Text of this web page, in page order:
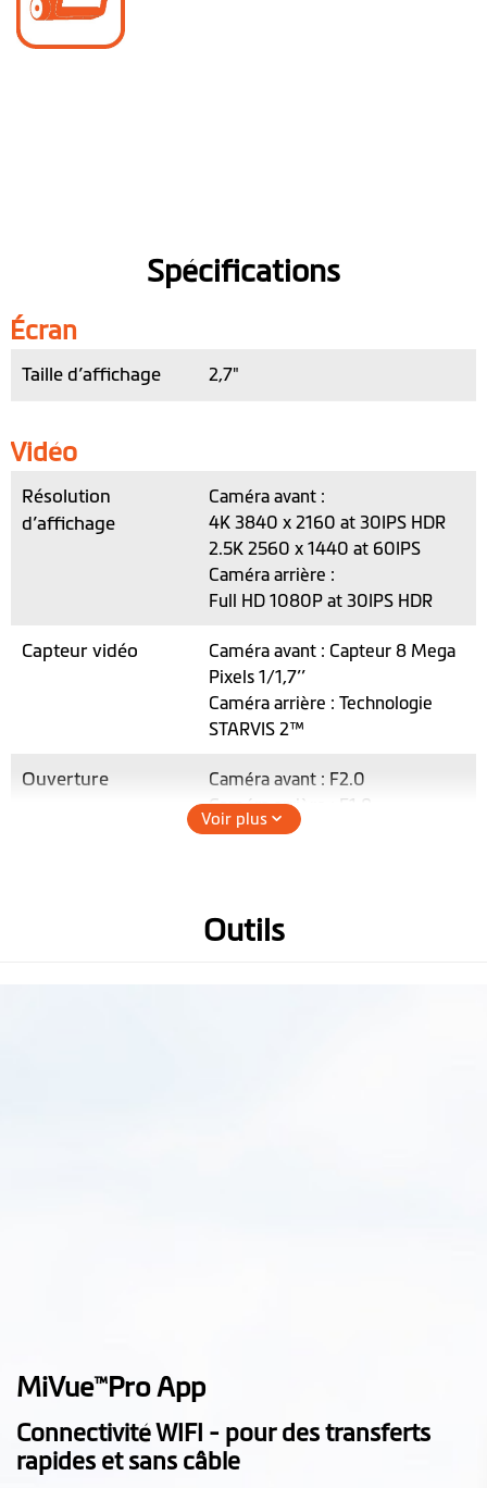
Spécifications
Écran
Taille d’affichage 2,7"
Vidéo
Résolution
d’affichage
Caméra avant :
4K 3840 x 2160 at 30IPS HDR
2.5K 2560 x 1440 at 60IPS
Caméra arrière :
Full HD 1080P at 30IPS HDR
Capteur vidéo
Caméra avant : Capteur 8 Mega
Pixels 1/1,7’’
Caméra arrière : Technologie
STARVIS 2™
Ouverture
Caméra avant : F2.0
Caméra arrière : F1.8
lecteur vidéo qui prend en
Accéléromètre 3
axes
Mémoire
(carte microSD
Voir plus
Outils
MiVue™ Pro App
Connectivité WIFI - pour des transferts
rapides et sans câble